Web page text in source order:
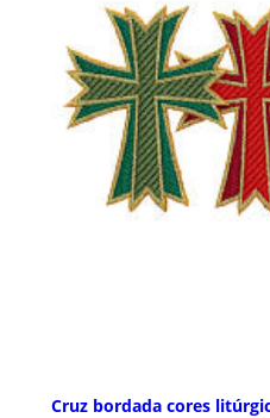
Cruz bordada cores